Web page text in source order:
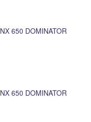
NX 650 DOMINATOR
NX 650 DOMINATOR